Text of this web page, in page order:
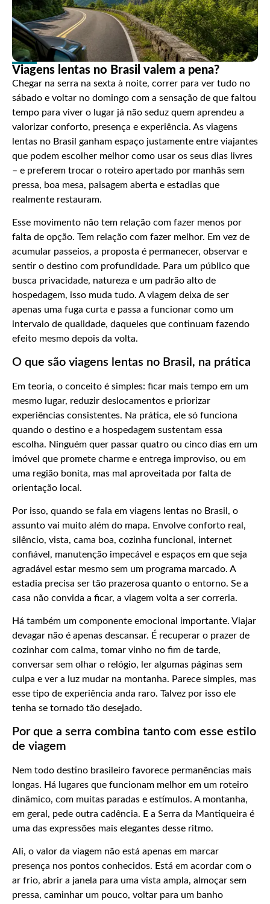
Viagens lentas no Brasil valem a pena?
Chegar na serra na sexta à noite, correr para ver tudo no
sábado e voltar no domingo com a sensação de que faltou
tempo para viver o lugar já não seduz quem aprendeu a
valorizar conforto, presença e experiência. As viagens
lentas no Brasil ganham espaço justamente entre viajantes
que podem escolher melhor como usar os seus dias livres
– e preferem trocar o roteiro apertado por manhãs sem
pressa, boa mesa, paisagem aberta e estadias que
realmente restauram.
Esse movimento não tem relação com fazer menos por
falta de opção. Tem relação com fazer melhor. Em vez de
acumular passeios, a proposta é permanecer, observar e
sentir o destino com profundidade. Para um público que
busca privacidade, natureza e um padrão alto de
hospedagem, isso muda tudo. A viagem deixa de ser
apenas uma fuga curta e passa a funcionar como um
intervalo de qualidade, daqueles que continuam fazendo
efeito mesmo depois da volta.
O que são viagens lentas no Brasil, na prática
Em teoria, o conceito é simples: ficar mais tempo em um
mesmo lugar, reduzir deslocamentos e priorizar
experiências consistentes. Na prática, ele só funciona
quando o destino e a hospedagem sustentam essa
escolha. Ninguém quer passar quatro ou cinco dias em um
imóvel que promete charme e entrega improviso, ou em
uma região bonita, mas mal aproveitada por falta de
orientação local.
Por isso, quando se fala em viagens lentas no Brasil, o
assunto vai muito além do mapa. Envolve conforto real,
silêncio, vista, cama boa, cozinha funcional, internet
confiável, manutenção impecável e espaços em que seja
agradável estar mesmo sem um programa marcado. A
estadia precisa ser tão prazerosa quanto o entorno. Se a
casa não convida a ficar, a viagem volta a ser correria.
Há também um componente emocional importante. Viajar
devagar não é apenas descansar. É recuperar o prazer de
cozinhar com calma, tomar vinho no fim de tarde,
conversar sem olhar o relógio, ler algumas páginas sem
culpa e ver a luz mudar na montanha. Parece simples, mas
esse tipo de experiência anda raro. Talvez por isso ele
tenha se tornado tão desejado.
Por que a serra combina tanto com esse estilo
de viagem
Nem todo destino brasileiro favorece permanências mais
longas. Há lugares que funcionam melhor em um roteiro
dinâmico, com muitas paradas e estímulos. A montanha,
em geral, pede outra cadência. E a Serra da Mantiqueira é
uma das expressões mais elegantes desse ritmo.
Ali, o valor da viagem não está apenas em marcar
presença nos pontos conhecidos. Está em acordar com o
ar frio, abrir a janela para uma vista ampla, almoçar sem
pressa, caminhar um pouco, voltar para um banho